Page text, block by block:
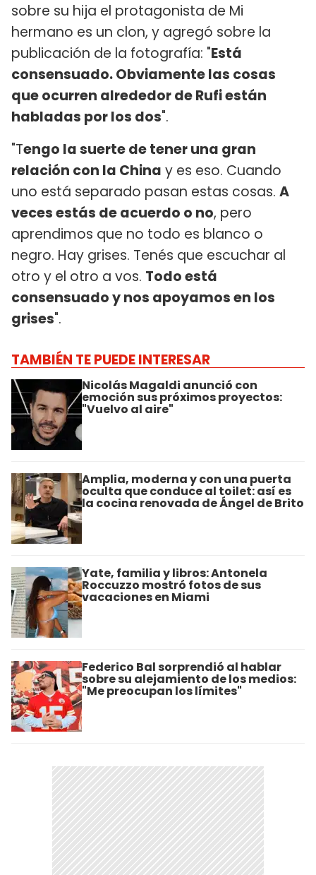
sobre su hija el protagonista de Mi
hermano es un clon, y agregó sobre la
publicación de la fotografía: "Está
consensuado. Obviamente las cosas
que ocurren alrededor de Rufi están
habladas por los dos".
"Tengo la suerte de tener una gran
relación con la China y es eso. Cuando
uno está separado pasan estas cosas. A
veces estás de acuerdo o no, pero
aprendimos que no todo es blanco o
negro. Hay grises. Tenés que escuchar al
otro y el otro a vos. Todo está
consensuado y nos apoyamos en los
grises".
TAMBIÉN TE PUEDE INTERESAR
Nicolás Magaldi anunció con
emoción sus próximos proyectos:
"Vuelvo al aire"
Amplia, moderna y con una puerta
oculta que conduce al toilet: así es
la cocina renovada de Ángel de Brito
Yate, familia y libros: Antonela
Roccuzzo mostró fotos de sus
vacaciones en Miami
Federico Bal sorprendió al hablar
sobre su alejamiento de los medios:
"Me preocupan los límites"